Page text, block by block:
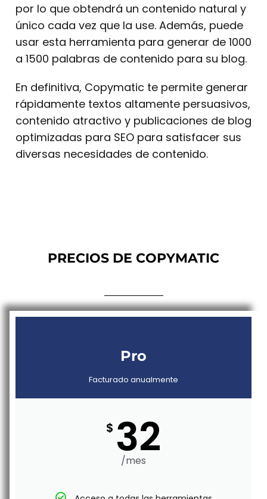
por lo que obtendrá un contenido natural y
único cada vez que la use. Además, puede
usar esta herramienta para generar de 1000
a 1500 palabras de contenido para su blog.
En definitiva, Copymatic te permite generar
rápidamente textos altamente persuasivos,
contenido atractivo y publicaciones de blog
optimizadas para SEO para satisfacer sus
diversas necesidades de contenido.
PRECIOS DE COPYMATIC
Pro
Facturado anualmente
$ 32
/mes